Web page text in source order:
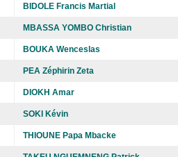
BIDOLE Francis Martial
MBASSA YOMBO Christian
BOUKA Wenceslas
PEA Zéphirin Zeta
DIOKH Amar
SOKI Kévin
THIOUNE Papa Mbacke